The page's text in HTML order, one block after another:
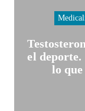
el deporte.
lo